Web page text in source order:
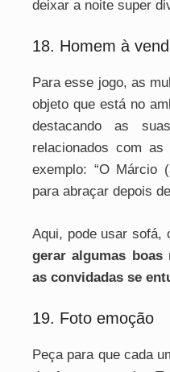
deixar a noite super
18. Homem à
Para esse jogo, as
objeto que está no
destacando as
relacionados com
exemplo: “O Márcio
para abraçar depois
Aqui, pode usar sofá,
gerar algumas
as convidadas se
19. Foto emoção
Peça para que cada